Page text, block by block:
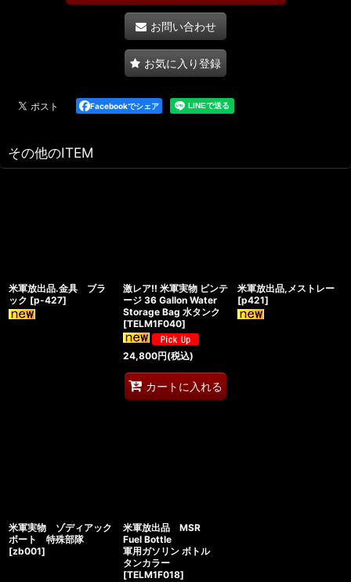
お問い合わせ
お気に入り登録
Facebookでシェア
その他のITEM
米軍放出品.金具 ブラ
ック [p-427]
激レア!! 米軍実物 ビンテ
ージ 36 Gallon Water
Storage Bag 水タンク
[TELM1F040]
24,800円(税込)
カートに入れる
米軍放出品,メストレー
[p421]
米軍実物 ゾディアック
ボート 特殊部隊
[zb001]
米軍放出品 MSR
Fuel Bottle
軍用ガソリン ボトル
タンカラー
[TELM1F018]